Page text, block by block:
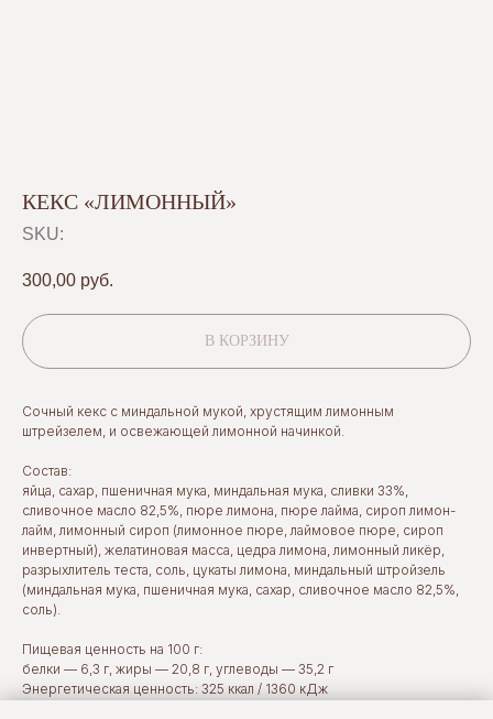
КЕКС «ЛИМОННЫЙ»
SKU:
300,00 руб.
В КОРЗИНУ
Сочный кекс с миндальной мукой, хрустящим лимонным
штрейзелем, и освежающей лимонной начинкой.
Состав:
яйца, сахар, пшеничная мука, миндальная мука, сливки 33%,
сливочное масло 82,5%, пюре лимона, пюре лайма, сироп лимон-
лайм, лимонный сироп (лимонное пюре, лаймовое пюре, сироп
инвертный), желатиновая масса, цедра лимона, лимонный ликёр,
разрыхлитель теста, соль, цукаты лимона, миндальный штройзель
(миндальная мука, пшеничная мука, сахар, сливочное масло 82,5%,
соль).
Пищевая ценность на 100 г:
белки — 6,3 г, жиры — 20,8 г, углеводы — 35,2 г
Энергетическая ценность: 325 ккал / 1360 кДж